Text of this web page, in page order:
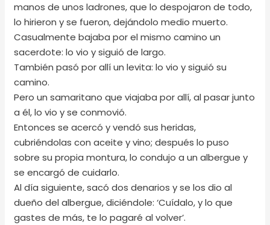
manos de unos ladrones, que lo despojaron de todo,
lo hirieron y se fueron, dejándolo medio muerto.
Casualmente bajaba por el mismo camino un
sacerdote: lo vio y siguió de largo.
También pasó por allí un levita: lo vio y siguió su
camino.
Pero un samaritano que viajaba por allí, al pasar junto
a él, lo vio y se conmovió.
Entonces se acercó y vendó sus heridas,
cubriéndolas con aceite y vino; después lo puso
sobre su propia montura, lo condujo a un albergue y
se encargó de cuidarlo.
Al día siguiente, sacó dos denarios y se los dio al
dueño del albergue, diciéndole: ‘Cuídalo, y lo que
gastes de más, te lo pagaré al volver’.